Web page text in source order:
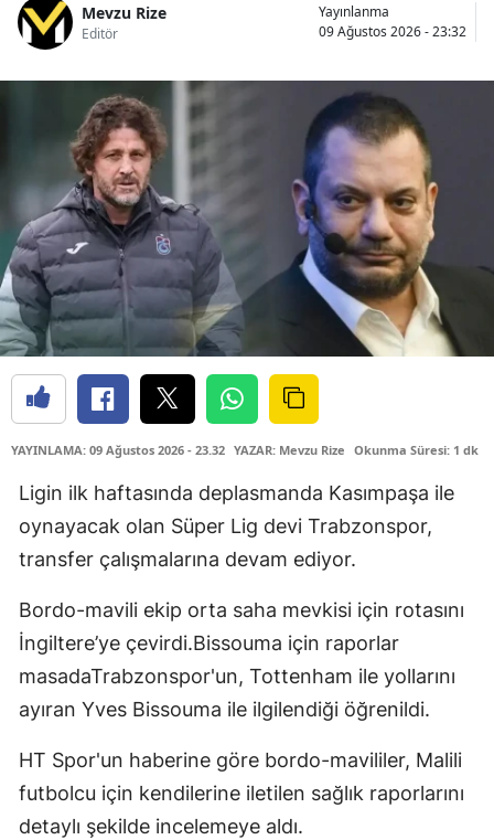
Mevzu Rize
Editör
Yayınlanma
09 Ağustos 2026 - 23:32
YAYINLAMA: 09 Ağustos 2026 - 23.32 YAZAR: Mevzu Rize Okunma Süresi: 1 dk
Ligin ilk haftasında deplasmanda Kasımpaşa ile
oynayacak olan Süper Lig devi Trabzonspor,
transfer çalışmalarına devam ediyor.
Bordo-mavili ekip orta saha mevkisi için rotasını
İngiltere’ye çevirdi.Bissouma için raporlar
masadaTrabzonspor'un, Tottenham ile yollarını
ayıran Yves Bissouma ile ilgilendiği öğrenildi.
HT Spor'un haberine göre bordo-mavililer, Malili
futbolcu için kendilerine iletilen sağlık raporlarını
detaylı şekilde incelemeye aldı.